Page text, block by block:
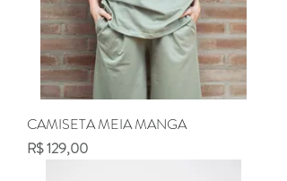
CAMISETA MEIA MANGA
Preço
R$ 129,00